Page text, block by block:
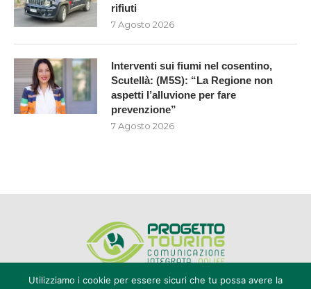
rifiuti
7 Agosto 2026
Interventi sui fiumi nel cosentino,
Scutellà: (M5S): “La Regione non
aspetti l’alluvione per fare
prevenzione”
7 Agosto 2026
Utilizziamo i cookie per essere sicuri che tu possa avere la